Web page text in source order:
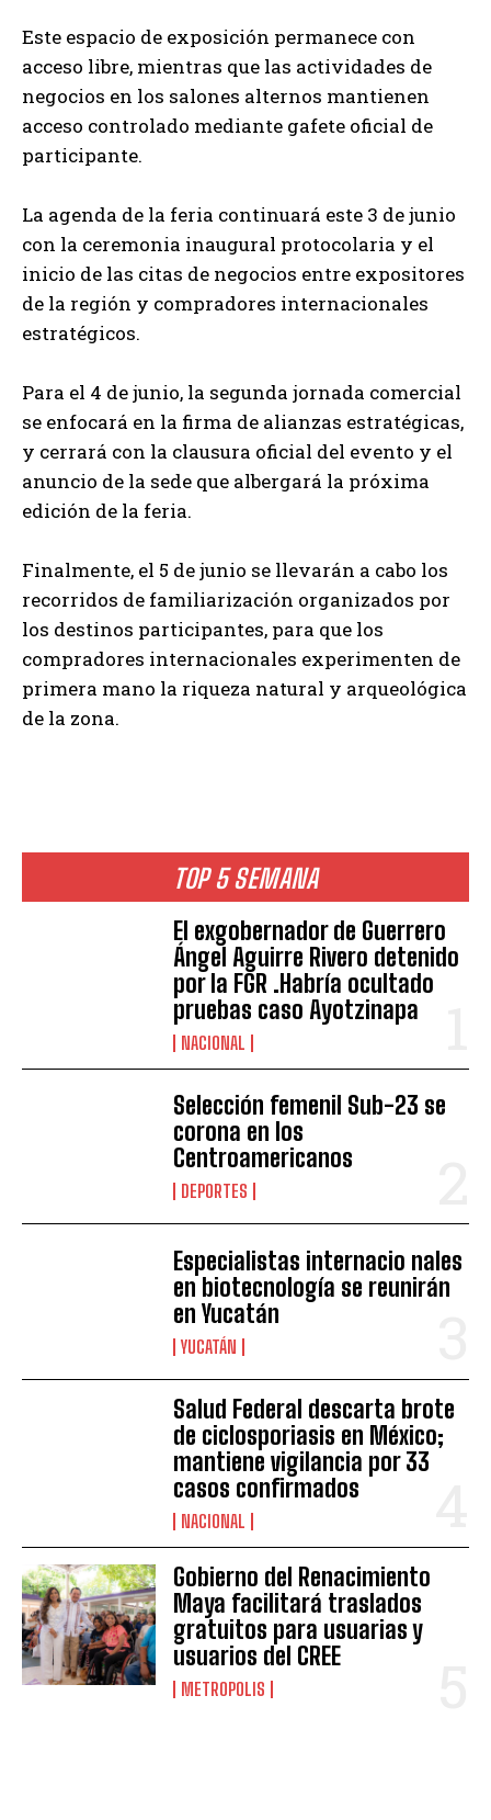
TOP 5 SEMANA
El exgobernador de Guerrero
Ángel Aguirre Rivero detenido
por la FGR .Habría ocultado
pruebas caso Ayotzinapa
NACIONAL
Selección femenil Sub-23 se
corona en los
Centroamericanos
DEPORTES
Especialistas internacio nales
en biotecnología se reunirán
en Yucatán
YUCATÁN
Salud Federal descarta brote
de ciclosporiasis en México;
mantiene vigilancia por 33
casos confirmados
NACIONAL
Gobierno del Renacimiento
Maya facilitará traslados
gratuitos para usuarias y
usuarios del CREE
METROPOLIS
Este espacio de exposición permanece con
acceso libre, mientras que las actividades de
negocios en los salones alternos mantienen
acceso controlado mediante gafete oficial de
participante.
La agenda de la feria continuará este 3 de junio
con la ceremonia inaugural protocolaria y el
inicio de las citas de negocios entre expositores
de la región y compradores internacionales
estratégicos.
Para el 4 de junio, la segunda jornada comercial
se enfocará en la firma de alianzas estratégicas,
y cerrará con la clausura oficial del evento y el
anuncio de la sede que albergará la próxima
edición de la feria.
Finalmente, el 5 de junio se llevarán a cabo los
recorridos de familiarización organizados por
los destinos participantes, para que los
compradores internacionales experimenten de
primera mano la riqueza natural y arqueológica
de la zona.